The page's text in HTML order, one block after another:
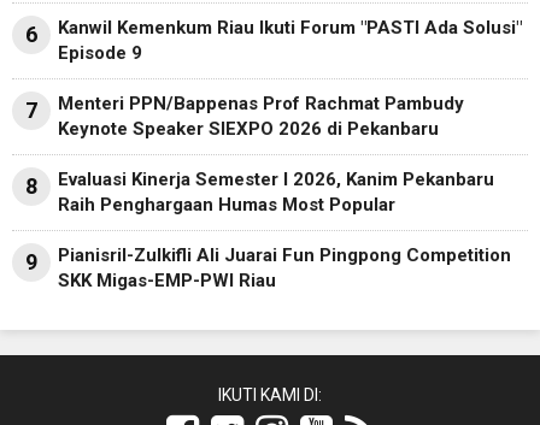
6
Kanwil Kemenkum Riau Ikuti Forum "PASTI Ada Solusi"
Episode 9
7
Menteri PPN/Bappenas Prof Rachmat Pambudy
Keynote Speaker SIEXPO 2026 di Pekanbaru
8
Evaluasi Kinerja Semester I 2026, Kanim Pekanbaru
Raih Penghargaan Humas Most Popular
9
Pianisril-Zulkifli Ali Juarai Fun Pingpong Competition
SKK Migas-EMP-PWI Riau
IKUTI KAMI DI: